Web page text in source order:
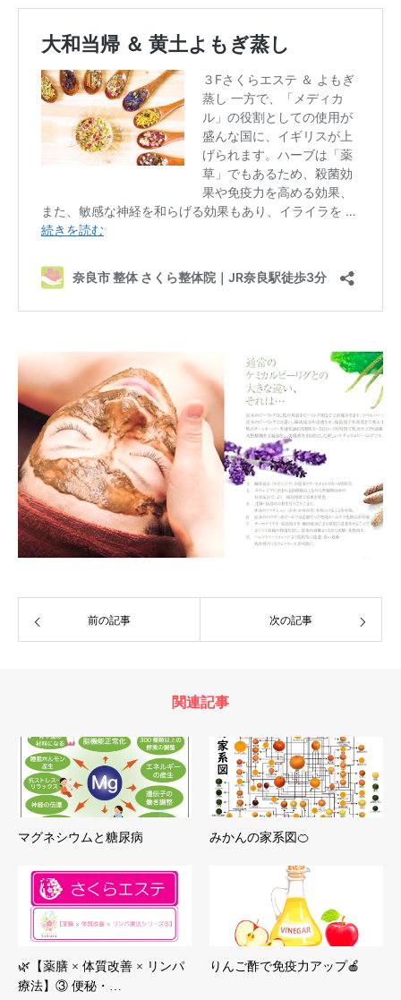
前の記事 次の記事
関連記事
マグネシウムと糖尿病 みかんの家系図🍊
🌿【薬膳 × 体質改善 × リンパ
療法】③ 便秘・…
りんご酢で免疫力アップ🍎